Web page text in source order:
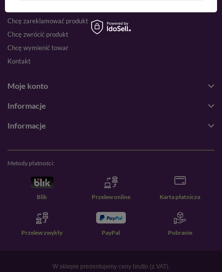
Chcę zareklamować produkt
Chcę zwrócić produkt
Chcę wymienić towar
Kontakt
Moje konto
Informacje
Informacje
Metody płatności:
Blik Przelew online Karta płatnicza
Przelew zwykły PayPal Pobranie
W sklepie prezentujemy ceny brutto (z VAT).